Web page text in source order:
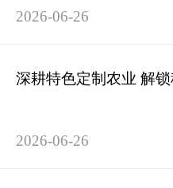
2026-06-26
深耕特色定制农业 解
2026-06-26